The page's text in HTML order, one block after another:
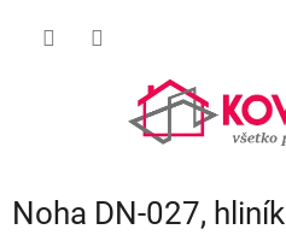
Noha DN-027, hliník